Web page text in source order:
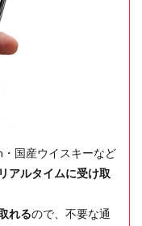
国産ウイスキーなど
アルタイムに受け取
れるので、不要な通